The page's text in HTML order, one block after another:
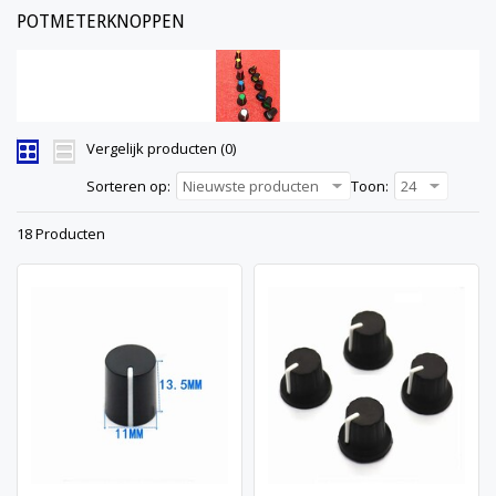
POTMETERKNOPPEN
Vergelijk producten (0)
Sorteren op:
Nieuwste producten Toon: 24
18 Producten